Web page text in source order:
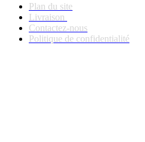
Plan du site
Livraison
Contactez-nous
Politique de confidentialité